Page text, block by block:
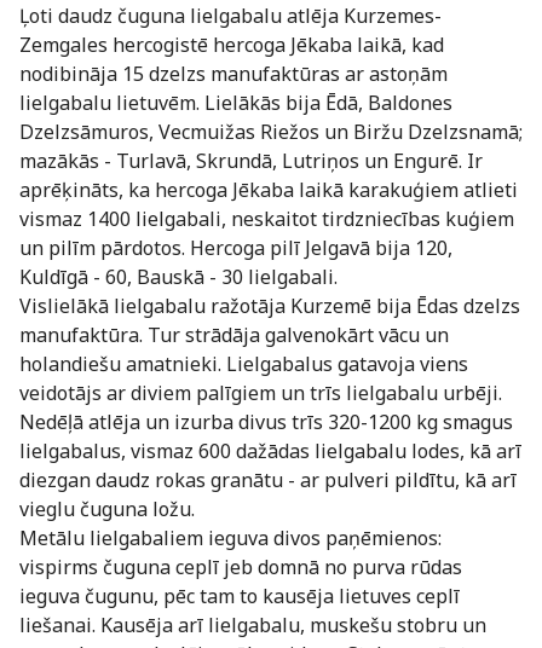
Ļoti daudz čuguna lielgabalu atlēja Kurzemes-
Zemgales hercogistē hercoga Jēkaba laikā, kad
nodibināja 15 dzelzs manufaktūras ar astoņām
lielgabalu lietuvēm. Lielākās bija Ēdā, Baldones
Dzelzsāmuros, Vecmuižas Riežos un Biržu Dzelzsnamā;
mazākās - Turlavā, Skrundā, Lutriņos un Engurē. Ir
aprēķināts, ka hercoga Jēkaba laikā karakuģiem atlieti
vismaz 1400 lielgabali, neskaitot tirdzniecības kuģiem
un pilīm pārdotos. Hercoga pilī Jelgavā bija 120,
Kuldīgā - 60, Bauskā - 30 lielgabali.
Vislielākā lielgabalu ražotāja Kurzemē bija Ēdas dzelzs
manufaktūra. Tur strādāja galvenokārt vācu un
holandiešu amatnieki. Lielgabalus gatavoja viens
veidotājs ar diviem palīgiem un trīs lielgabalu urbēji.
Nedēļā atlēja un izurba divus trīs 320-1200 kg smagus
lielgabalus, vismaz 600 dažādas lielgabalu lodes, kā arī
diezgan daudz rokas granātu - ar pulveri pildītu, kā arī
vieglu čuguna ložu.
Metālu lielgabaliem ieguva divos paņēmienos:
vispirms čuguna ceplī jeb domnā no purva rūdas
ieguva čugunu, pēc tam to kausēja lietuves ceplī
liešanai. Kausēja arī lielgabalu, muskešu stobru un